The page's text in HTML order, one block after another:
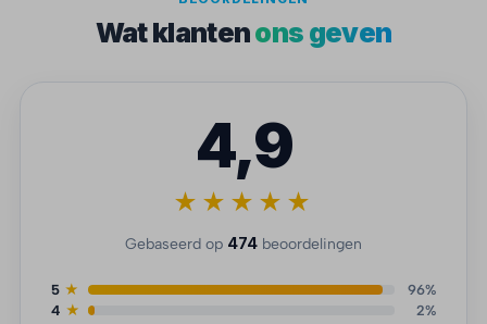
Wat klantenons geven
4,9
★★★★★
Gebaseerd op 474 beoordelingen
5 ★
96%
4 ★
2%